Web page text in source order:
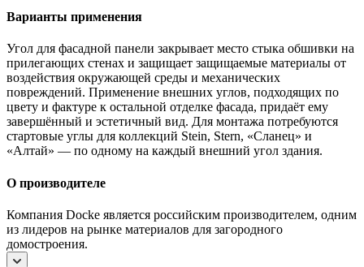
Варианты применения
Угол для фасадной панели закрывает место стыка обшивки на
прилегающих стенах и защищает защищаемые материалы от
воздействия окружающей среды и механических
повреждений. Применение внешних углов, подходящих по
цвету и фактуре к остальной отделке фасада, придаёт ему
завершённый и эстетичный вид. Для монтажа потребуются
стартовые углы для коллекций Stein, Stern, «Сланец» и
«Алтай» — по одному на каждый внешний угол здания.
О производителе
Компания Docke является российским производителем, одним
из лидеров на рынке материалов для загородного
домостроения.